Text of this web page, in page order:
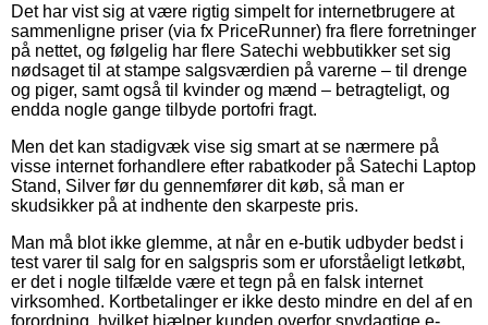
Det har vist sig at være rigtig simpelt for internetbrugere at
sammenligne priser (via fx PriceRunner) fra flere forretninger
på nettet, og følgelig har flere Satechi webbutikker set sig
nødsaget til at stampe salgsværdien på varerne – til drenge
og piger, samt også til kvinder og mænd – betragteligt, og
endda nogle gange tilbyde portofri fragt.
Men det kan stadigvæk vise sig smart at se nærmere på
visse internet forhandlere efter rabatkoder på Satechi Laptop
Stand, Silver før du gennemfører dit køb, så man er
skudsikker på at indhente den skarpeste pris.
Man må blot ikke glemme, at når en e-butik udbyder bedst i
test varer til salg for en salgspris som er uforståeligt letkøbt,
er det i nogle tilfælde være et tegn på en falsk internet
virksomhed. Kortbetalinger er ikke desto mindre en del af en
forordning, hvilket hjælper kunden overfor snydagtige e-